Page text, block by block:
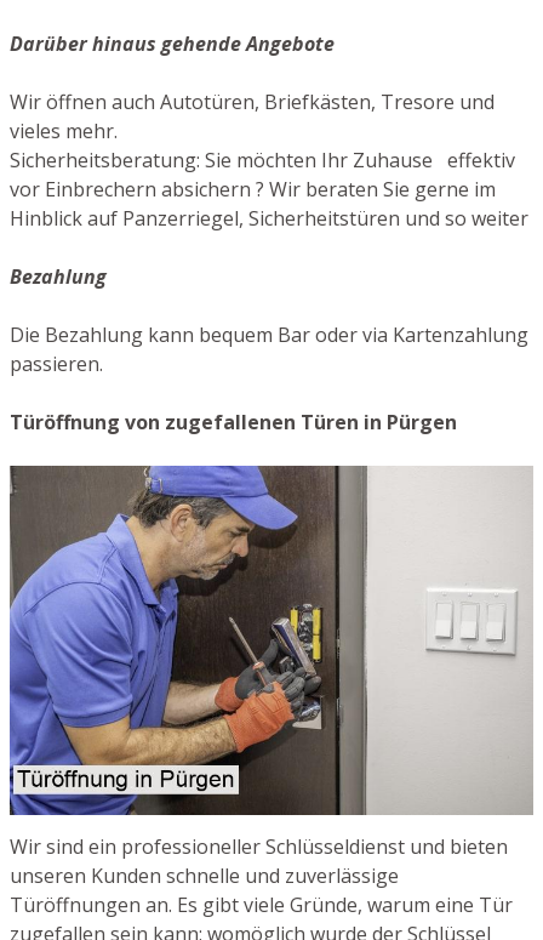
Darüber hinaus gehende Angebote
Wir öffnen auch Autotüren, Briefkästen, Tresore und
vieles mehr.
Sicherheitsberatung: Sie möchten Ihr Zuhause effektiv
vor Einbrechern absichern ? Wir beraten Sie gerne im
Hinblick auf Panzerriegel, Sicherheitstüren und so weiter
Bezahlung
Die Bezahlung kann bequem Bar oder via Kartenzahlung
passieren.
Türöffnung von zugefallenen Türen in Pürgen
Wir sind ein professioneller Schlüsseldienst und bieten
unseren Kunden schnelle und zuverlässige
Türöffnungen an. Es gibt viele Gründe, warum eine Tür
zugefallen sein kann: womöglich wurde der Schlüssel